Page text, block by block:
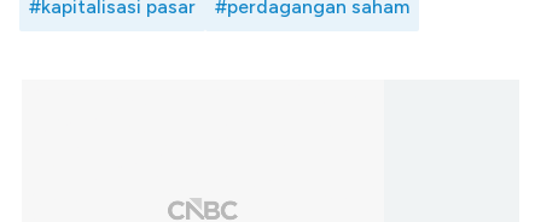
#kapitalisasi pasar #perdagangan saham